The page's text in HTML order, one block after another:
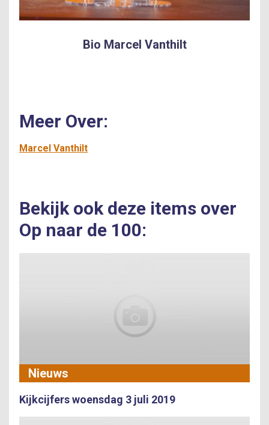
Bio Marcel Vanthilt
Meer Over:
Marcel Vanthilt
Bekijk ook deze items over
Op naar de 100:
Nieuws
Kijkcijfers woensdag 3 juli 2019